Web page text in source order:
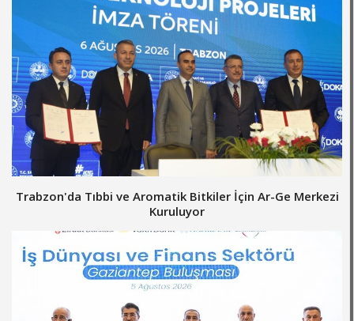
Trabzon'da Tıbbi ve Aromatik Bitkiler İçin Ar-Ge Merkezi
Kuruluyor